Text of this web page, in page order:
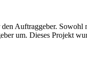
Auftraggeber. Sowohl
um. Dieses Projekt